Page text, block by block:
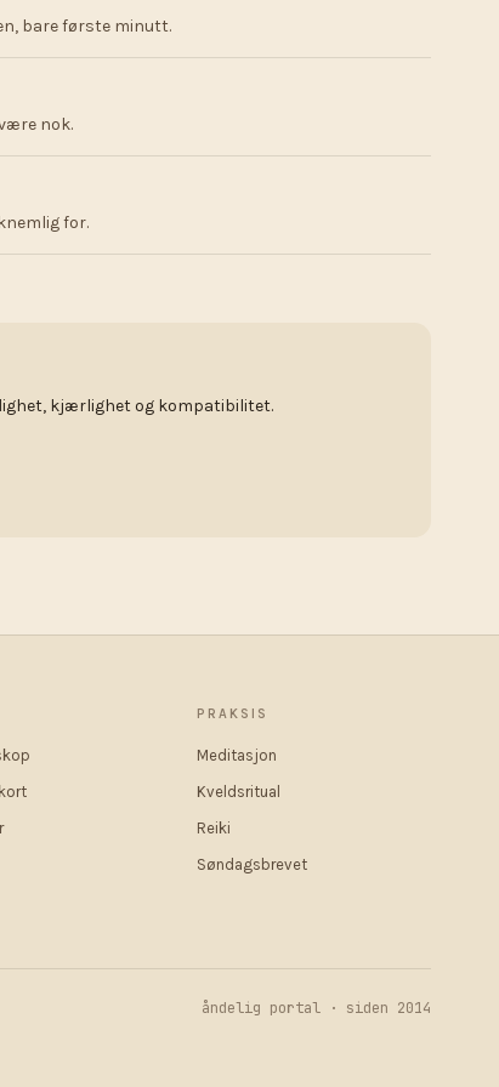
bare første minutt.
nok.
for.
kjærlighet og kompatibilitet.
PRAKSIS
Meditasjon
Kveldsritual
Reiki
Søndagsbrevet
åndelig portal · siden 2014